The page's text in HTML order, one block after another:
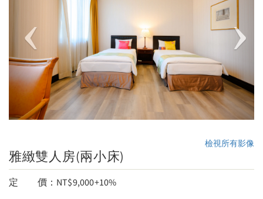
檢視所有影像
雅緻雙人房(兩小床)
定 價：NT$9,000+10%